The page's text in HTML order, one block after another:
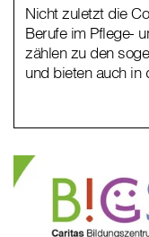
Nicht zuletzt die
Berufe im Pflege-
zählen zu den
und bieten auch in